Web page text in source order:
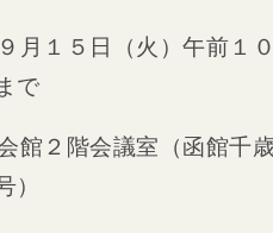
月１５日（火）午前１
で
館２階会議室（函館千
）